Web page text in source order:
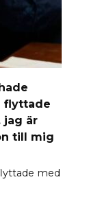
flyttade
jag är
till mig
med